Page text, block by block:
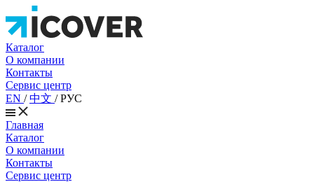
Каталог
О компании
Контакты
Сервис центр
EN /中文 /РУС
Главная
Каталог
О компании
Контакты
Сервис центр